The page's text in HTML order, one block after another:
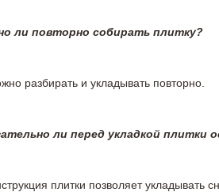
ли повторно собирать плитку?
разбирать и укладывать повторно.
ли перед укладкой плитки
плитки позволяет